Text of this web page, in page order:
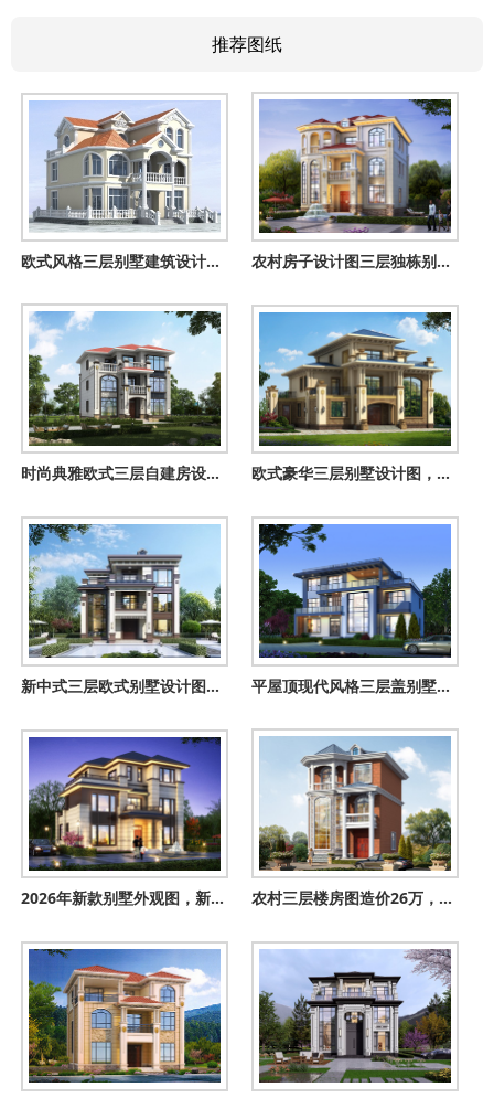
推荐图纸
欧式风格三层别墅建筑设计图，复式楼中楼结构 农村房子设计图三层独栋别墅方案，占地130平方米
时尚典雅欧式三层自建房设计图，美观大气简单舒适，好看到没得 欧式豪华三层别墅设计图，占地面积170平米，高端大气带露台
新中式三层欧式别墅设计图，尽显贵族风范，占地135平 平屋顶现代风格三层盖别墅设计图纸，面宽18米
2026年新款别墅外观图，新中式风格，比简欧大气，时尚 农村三层楼房图造价26万，客厅中空，占地90平米